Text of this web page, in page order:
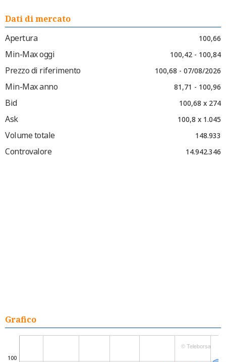
Dati di mercato
Apertura
100,66
Min-Max oggi 100,42 - 100,84
Prezzo di riferimento 100,68 - 07/08/2026
Min-Max anno 81,71 - 100,96
Bid 100,68 x 274
Ask 100,8 x 1.045
Volume totale 148.933
Controvalore 14.942.346
Grafico
100
© Teleborsa